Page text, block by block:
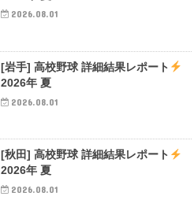
2026.08.01
[岩手] 高校野球 詳細結果レポート
2026年 夏
2026.08.01
[秋田] 高校野球 詳細結果レポート
2026年 夏
2026.08.01